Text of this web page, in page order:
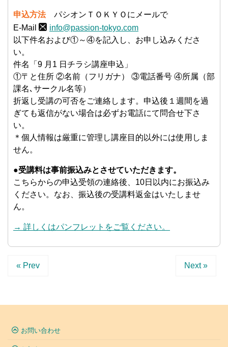
申込方法パシオンＴＯＫＹＯにメールで
E-Mail
info@passion-tokyo.com
以下件名および①～④を記入し、お申し込みくださ
い。
件名「9 月1 日チラシ講座申込」
①〒と住所 ②名前（フリガナ） ③電話番号 ④所属（部
課名､サークル名等）
折返し受講の可否をご連絡します。申込後１週間を過
ぎても返信がない場合は必ずお電話にて問合せ下さ
い。
＊個人情報は厳重に管理し講座目的以外には使用しま
せん。
●受講料は事前振込みとさせていただきます。
こちらからの申込受領の連絡後、10日以内にお振込み
ください。なお、振込後の受講料返金はいたしませ
ん。
→ 詳しくはパンフレットをご覧ください。
« Prev Next »
お問い合わせ